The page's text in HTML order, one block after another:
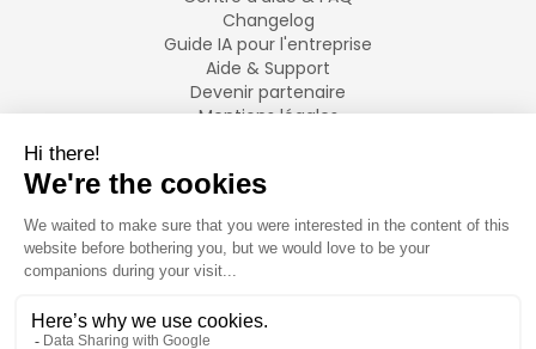
Changelog
Guide IA pour l'entreprise
Aide & Support
Devenir partenaire
Mentions légales
Français
English